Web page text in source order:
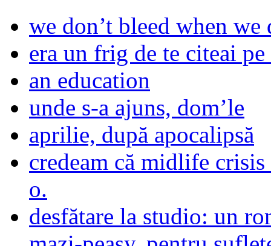
we don’t bleed when we
era un frig de te citeai
an education
unde s-a ajuns, dom’le
aprilie, după apocalipsă
credeam că midlife crisis
o.
desfătare la studio: un